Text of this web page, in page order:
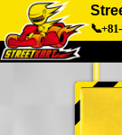
Chi Siamo